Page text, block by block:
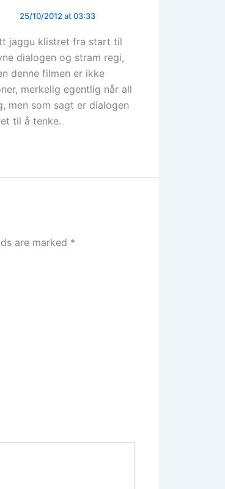
25/10/2012 at 03:33
jaggu klistret fra start til
dialogen og stram regi,
denne filmen er ikke
merkelig egentlig når all
men som sagt er dialogen
til å tenke.
are marked *